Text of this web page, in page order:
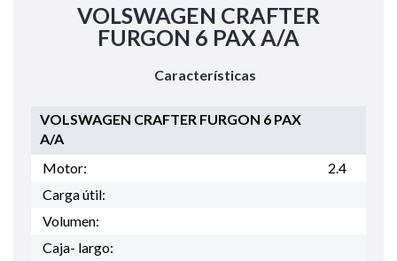
VOLSWAGEN CRAFTER
FURGON 6 PAX A/A
Características
VOLSWAGEN CRAFTER FURGON 6 PAX
A/A
Motor:
2.4
Carga útil:
Volumen:
Caja- largo: